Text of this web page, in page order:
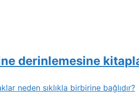
derinlemesine
neden sıklıkla birbirine bağlıdır?